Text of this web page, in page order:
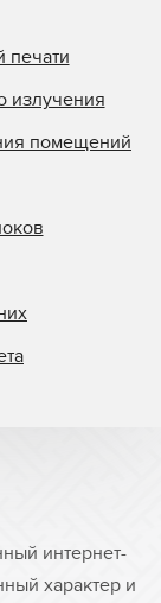
печати
излучения
помещений
интернет-
характер и